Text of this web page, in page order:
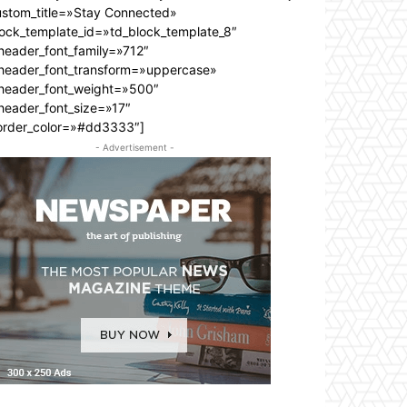
Connected»
- Advertisement -